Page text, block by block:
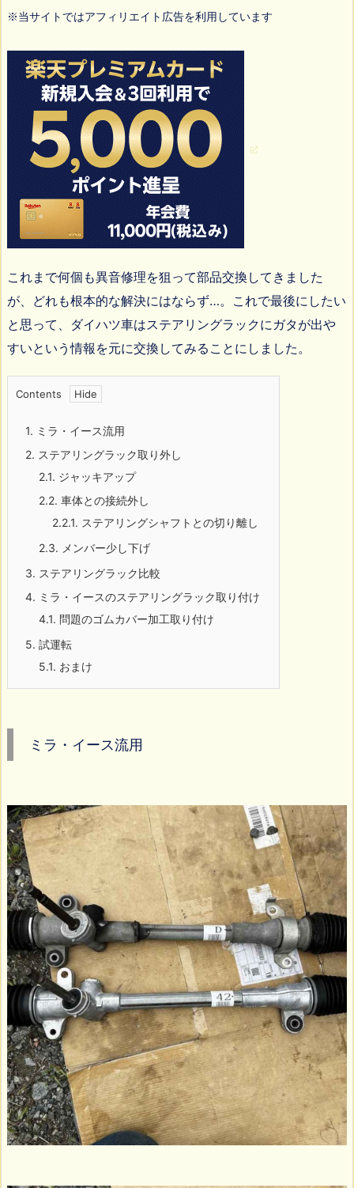
※当サイトではアフィリエイト広告を利用しています
これまで何個も異音修理を狙って部品交換してきました
が、どれも根本的な解決にはならず…。これで最後にしたい
と思って、ダイハツ車はステアリングラックにガタが出や
すいという情報を元に交換してみることにしました。
Contents
1. ミラ・イース流用
2. ステアリングラック取り外し
2.1. ジャッキアップ
2.2. 車体との接続外し
2.2.1. ステアリングシャフトとの切り離し
2.3. メンバー少し下げ
3. ステアリングラック比較
4. ミラ・イースのステアリングラック取り付け
4.1. 問題のゴムカバー加工取り付け
5. 試運転
5.1. おまけ
ミラ・イース流用